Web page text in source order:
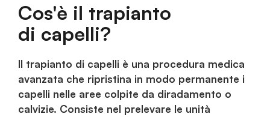
Cos'è il trapianto
di capelli?
Il trapianto di capelli è una procedura medica
avanzata che ripristina in modo permanente i
capelli nelle aree colpite da diradamento o
calvizie. Consiste nel prelevare le unità